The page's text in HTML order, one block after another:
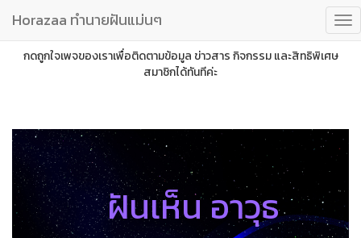
Horazaa ทำนายฝันแม่นๆ
กดถูกใจเพจของเราเพื่อติดตามข้อมูล ข่าวสาร กิจกรรม และสิทธิพิเศษ
สมาชิกได้ทันทีค่ะ
ฝันเห็น อาวุธ